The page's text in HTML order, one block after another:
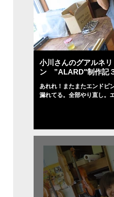
小川さんのグアルネ
ン ”ALARD"制作記
あれれ！またまたエンドピ
漏れてる。全部やり直し。